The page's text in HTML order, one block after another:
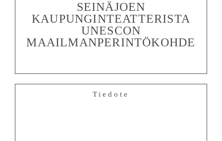
SEINÄJOEN
KAUPUNGINTEATTERISTA
UNESCON
MAAILMANPERINTÖKOHDE
Tiedote